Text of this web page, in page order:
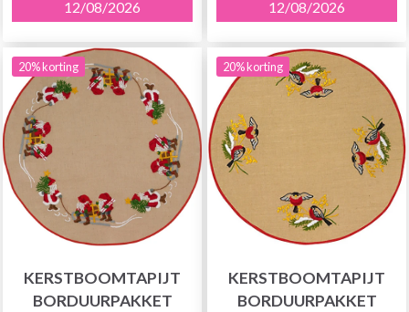
12/08/2026
12/08/2026
20% korting
KERSTBOOMTAPIJT
BORDUURPAKKET
20% korting
KERSTBOOMTAPIJT
BORDUURPAKKET